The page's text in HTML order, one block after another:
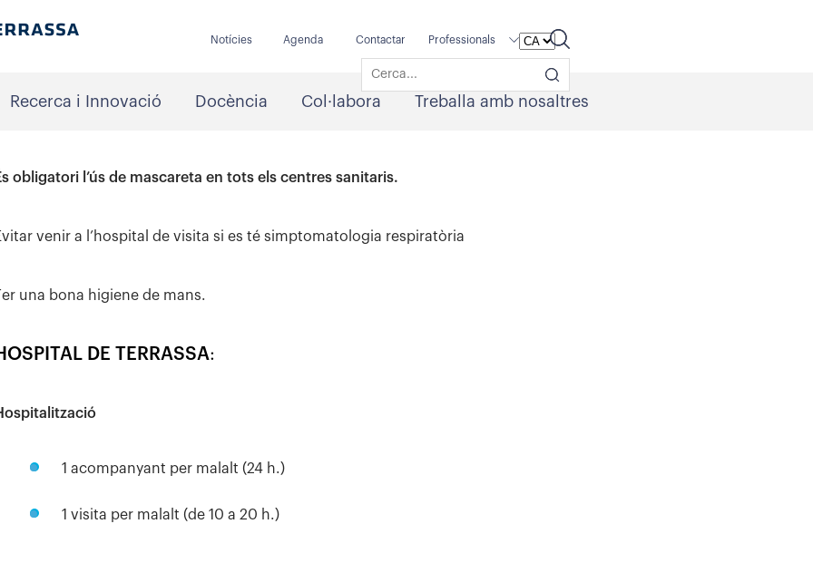
Notícies Agenda Contactar Professionals
Recerca i Innovació Docència Col·labora Treballa amb nosaltres
obligatori l’ús de mascareta en tots els centres sanitaris.
venir a l’hospital de visita si es té simptomatologia respiratòria
una bona higiene de mans.
DE TERRASSA:
1 acompanyant per malalt (24 h.)
1 visita per malalt (de 10 a 20 h.)